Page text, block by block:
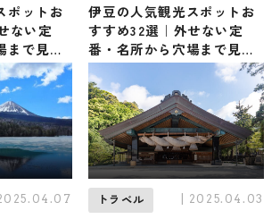
ポットお
ない定
まで見ど
を紹介
伊豆の人気観光スポットお
すすめ32選｜外せない定
番・名所から穴場まで見ど
ころ満載の観光地を紹介
2025.04.07 トラベル | 2025.04.03